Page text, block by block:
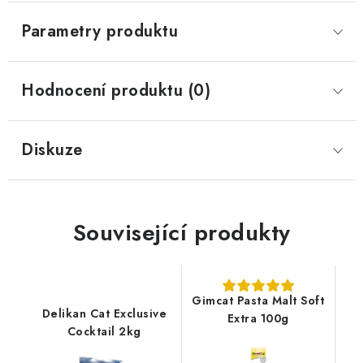
Parametry produktu
Hodnocení produktu (0)
Diskuze
Související produkty
Delikan Cat Exclusive
Cocktail 2kg
Gimcat Pasta Malt Soft
Extra 100g